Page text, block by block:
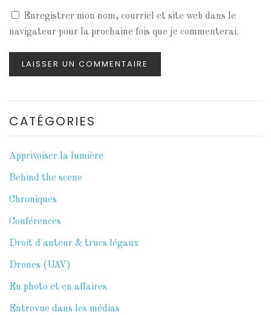
Enregistrer mon nom, courriel et site web dans le
navigateur pour la prochaine fois que je commenterai.
LAISSER UN COMMENTAIRE
CATÉGORIES
Apprivoiser la lumière
Behind the scene
Chroniques
Conférences
Droit d'auteur & trucs légaux
Drones (UAV)
En photo et en affaires
Entrevue dans les médias